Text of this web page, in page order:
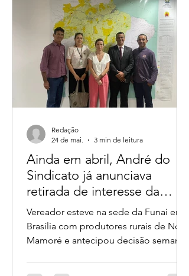
Ainda em abril, André do
Sindicato já anunciava
retirada de interesse da
Funai sobre glebas em
Rondônia
Vereador esteve na sede da Funai em
Brasília com produtores rurais de Nova
Mamoré e antecipou decisão semanas
Redação
24 de mai.
3 min de leitura